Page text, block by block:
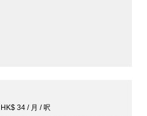
HK$ 34 / 月 / 呎